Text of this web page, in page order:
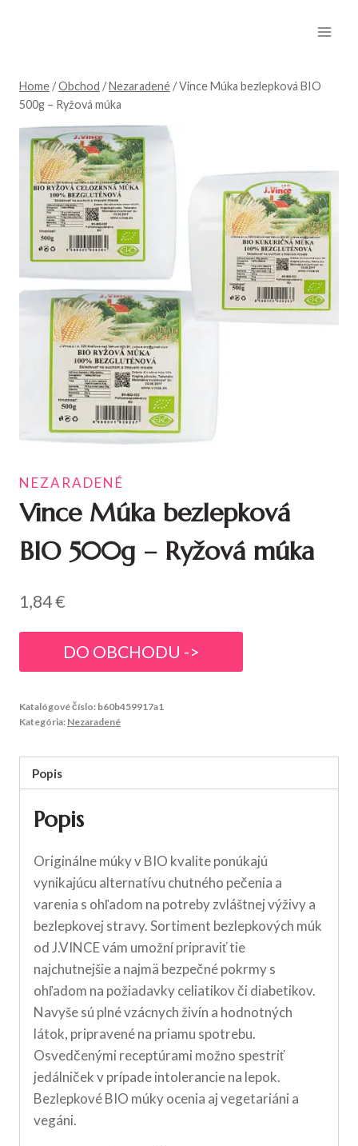
Home /Obchod /Nezaradené /Vince Múka bezlepková BIO
500g – Ryžová múka
NEZARADENÉ
Vince Múka bezlepková
BIO 500g – Ryžová múka
1,84€
DO OBCHODU ->
Katalógové číslo: b60b459917a1
Kategória: Nezaradené
Popis
Popis
Originálne múky v BIO kvalite ponúkajú
vynikajúcu alternatívu chutného pečenia a
varenia s ohľadom na potreby zvláštnej výživy a
bezlepkovej stravy. Sortiment bezlepkových múk
od J.VINCE vám umožní pripraviť tie
najchutnejšie a najmä bezpečné pokrmy s
ohľadom na požiadavky celiatikov či diabetikov.
Navyše sú plné vzácnych živín a hodnotných
látok, pripravené na priamu spotrebu.
Osvedčenými receptúrami možno spestriť
jedálniček v prípade intolerancie na lepok.
Bezlepkové BIO múky ocenia aj vegetariáni a
vegáni.